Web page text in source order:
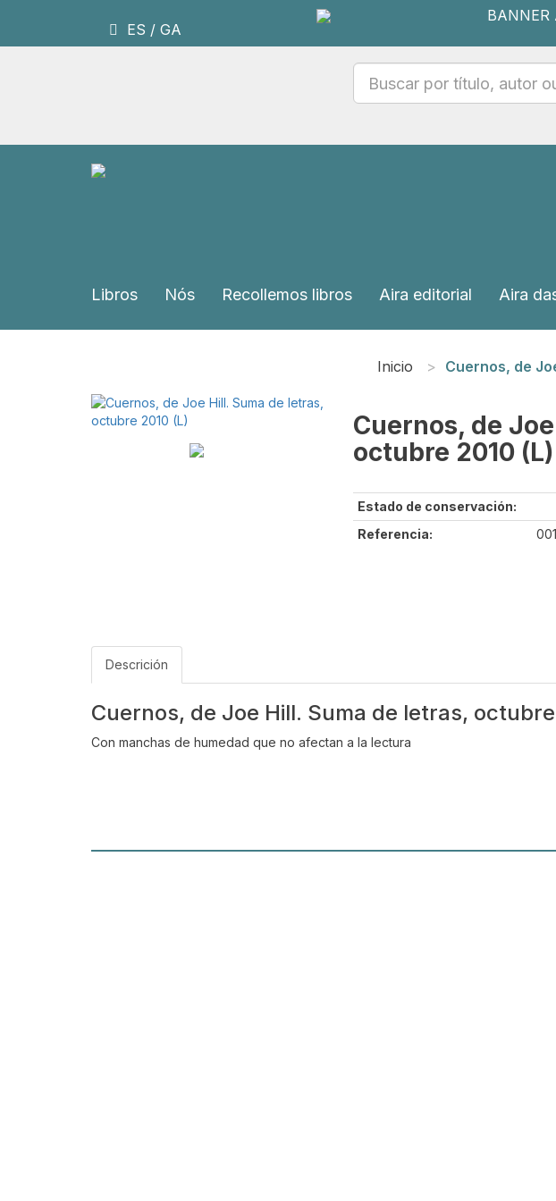
ES / GA
Libros Nós Recollemos libros Aira editorial Aira
Inicio Cuernos, de
Cuernos, de
octubre 2010 (L)
Estado de conservación:
Referencia:
Descrición
Cuernos, de Joe Hill. Suma de letras,
Con manchas de humedad que no afectan a la lectura